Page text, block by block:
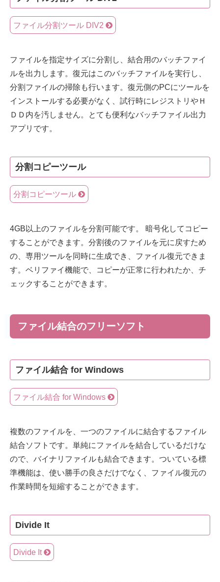
ファイル分割ツール DIV2
ファイルを指定サイズに分割し、結合用のバッチファイ
ルを出力します。復元はこのバッチファイルを実行し、
分割ファイルの掃除も行います。復元側のPCにツールを
インストールする必要がなく、試行時にレジストリやＨ
ＤＤ内を汚しません。とても便利なバッチファイル出力
アプリです。
分割コピーツール
分割コピーツール
4GB以上のファイルを分割可能です。 暗号化してコピー
することができます。分割後のファイルを元に戻すため
の、専用ツールを同時に生成でき、ファイル復元できま
す。ベリファイ機能で、コピーが正常に行われたか、チ
ェックすることができます。
ファイル結合のフリーソフト
ファイル結合 for Windows
ファイル結合 for Windows
複数のファイルを、一つのファイルに結合するファイル
結合ソフトです。単純にファイルを結合しているだけな
ので、バイナリファイルも結合できます。ついている標
準機能は、使い勝手の良さだけでなく、ファイル復元の
作業時間を短縮することができます。
Divide It
Divide It